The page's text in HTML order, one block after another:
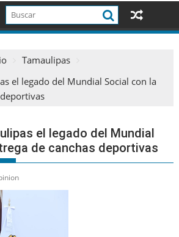
Tamaulipas
el legado del Mundial Social con la
el legado del Mundial
de canchas deportivas